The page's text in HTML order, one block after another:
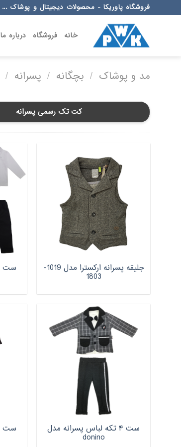
to
فروشگاه پاوریکا - محصولات دیجیتال و پوشاک ...
خانه فروشگاه درباره ما
مد و پوشاک / بچگانه / پسرانه /
کت تک رسمی پسرانه
جلیقه پسرانه ارکسترا مدل 1019-
1803
ست ۴ تکه لباس پسرانه مدل
donino